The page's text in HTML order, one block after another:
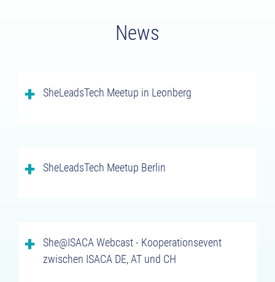
News
SheLeadsTech Meetup in Leonberg
SheLeadsTech Meetup Berlin
She@ISACA Webcast - Kooperationsevent
zwischen ISACA DE, AT und CH